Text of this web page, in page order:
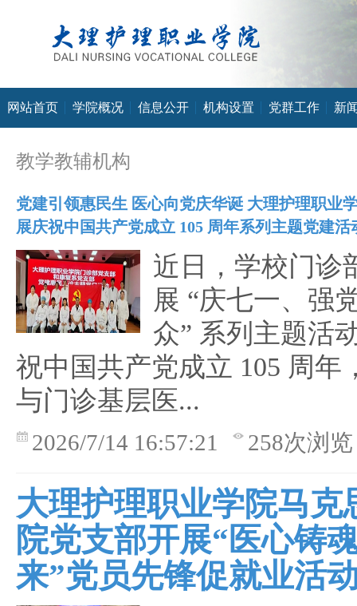
网站首页 学院概况 信息公开 机构设置 党群工作 新
教学教辅机构
党建引领惠民生 医心向党庆华诞 大理护理职业
展庆祝中国共产党成立 105 周年系列主题党建活
近日，学校门诊
展 “庆七一、强
众” 系列主题活
祝中国共产党成立 105 周年
与门诊基层医...
2026/7/14 16:57:21 258次浏览
大理护理职业学院马克
院党支部开展“医心铸
来”党员先锋促就业活